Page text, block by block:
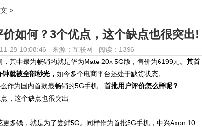
>
如何？3个优点，这个缺点也很突出!
28 10:08:46 来源：互联网 阅读：1396
其中最为畅销的就是华为Mate 20x 5G版，售价为6199元。 其首
就被全部秒光， 如今多个电商平台还处于缺货状态。
作为国内首款最畅销的5G手机， 首批用户评价怎么样呢？
多钱，就是为了尝鲜5G。同样作为首批5G手机，中兴Axon 10